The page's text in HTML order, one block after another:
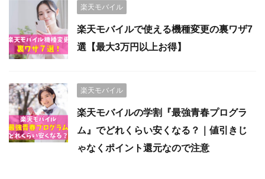
楽天モバイル
楽天モバイルで使える機種変更の裏ワザ7
選【最大3万円以上お得】
楽天モバイル
楽天モバイルの学割『最強青春プログラ
ム』でどれくらい安くなる？｜値引きじ
ゃなくポイント還元なので注意